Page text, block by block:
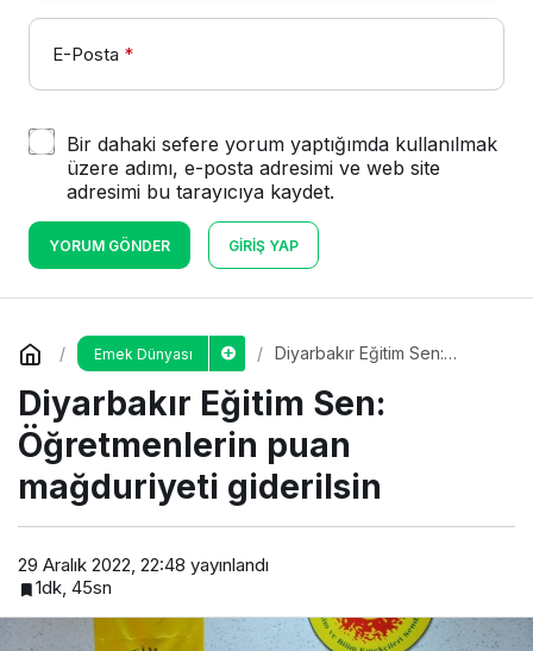
E-Posta *
Bir dahaki sefere yorum yaptığımda kullanılmak
üzere adımı, e-posta adresimi ve web site
adresimi bu tarayıcıya kaydet.
YORUM GÖNDER GIRIŞ YAP
Emek Dünyası
Diyarbakır Eğitim Sen:
mağduriyeti giderilsin
Diyarbakır Eğitim Sen:
Öğretmenlerin puan
mağduriyeti giderilsin
29 Aralık 2022, 22:48 yayınlandı
1dk, 45sn